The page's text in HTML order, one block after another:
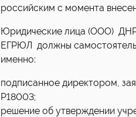
российским с момента
Юридические лица (ООО) ДНР
ЕГРЮЛ должны
именно:
подписанное директором,
Р18003;
решение об утверждении